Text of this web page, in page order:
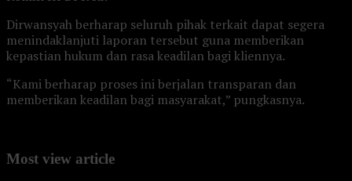
Dirwansyah berharap seluruh pihak terkait dapat segera
menindaklanjuti laporan tersebut guna memberikan
kepastian hukum dan rasa keadilan bagi kliennya.
“Kami berharap proses ini berjalan transparan dan
memberikan keadilan bagi masyarakat,” pungkasnya.
Most view article